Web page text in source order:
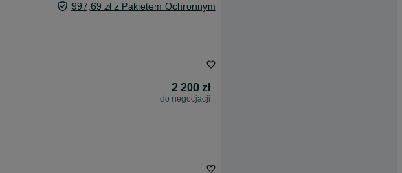
997,69 zł z Pakietem Ochronnym
2 200 zł
do negocjacji